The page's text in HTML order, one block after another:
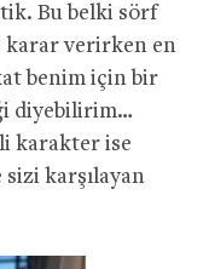
Bu belki sörf
karar verirken en
benim için bir
diyebilirim…
karakter ise
karşılayan